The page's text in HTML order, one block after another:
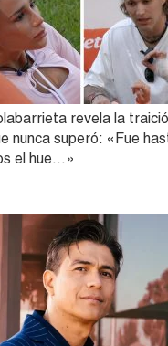
revela la
nunca superó: «Fue
el hue…»